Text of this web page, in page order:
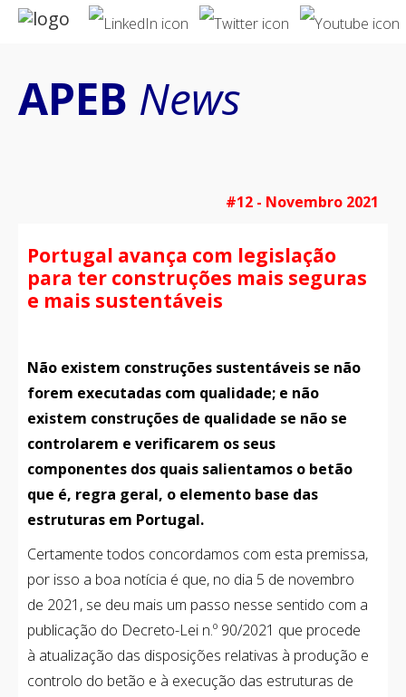
Publicações
Centrais
FORUM APEB
Contactos
Dia do betão 2025
APEB News
#12 - Novembro 2021
Portugal avança com legislação
para ter construções mais seguras
e mais sustentáveis
Não existem construções sustentáveis se não
forem executadas com qualidade; e não
existem construções de qualidade se não se
controlarem e verificarem os seus
componentes dos quais salientamos o betão
que é, regra geral, o elemento base das
estruturas em Portugal.
Certamente todos concordamos com esta premissa,
por isso a boa notícia é que, no dia 5 de novembro
de 2021, se deu mais um passo nesse sentido com a
publicação do Decreto-Lei n.º 90/2021 que procede
à atualização das disposições relativas à produção e
controlo do betão e à execução das estruturas de